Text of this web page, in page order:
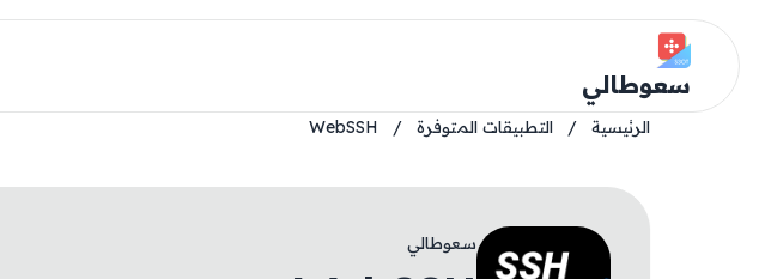
سعوطالي
الرئيسية / التطبيقات المتوفرة /
WebSSH
سعوطالي